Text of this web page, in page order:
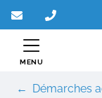
Aller
au
contenu
MENU
Démarches